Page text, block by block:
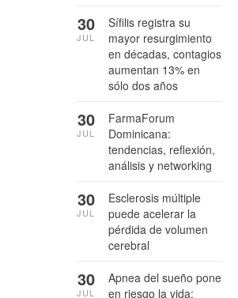
Sífilis registra su
mayor resurgimiento
en décadas, contagios
aumentan 13% en
sólo dos años
30
JUL
FarmaForum
Dominicana:
tendencias, reflexión,
análisis y networking
30
JUL
Esclerosis múltiple
puede acelerar la
pérdida de volumen
cerebral
30
JUL
Apnea del sueño pone
en riesgo la vida:
30
JUL